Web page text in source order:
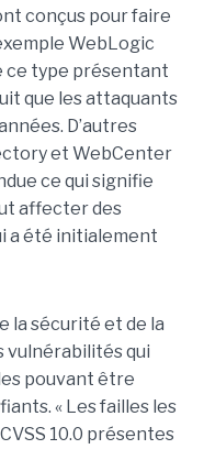
conçus pour faire
WebLogic
ce type présentant
que les attaquants
D’autres
et WebCenter
ce qui signifie
affecter des
a été initialement
la sécurité et de la
vulnérabilités qui
pouvant être
« Les failles les
10.0 présentes